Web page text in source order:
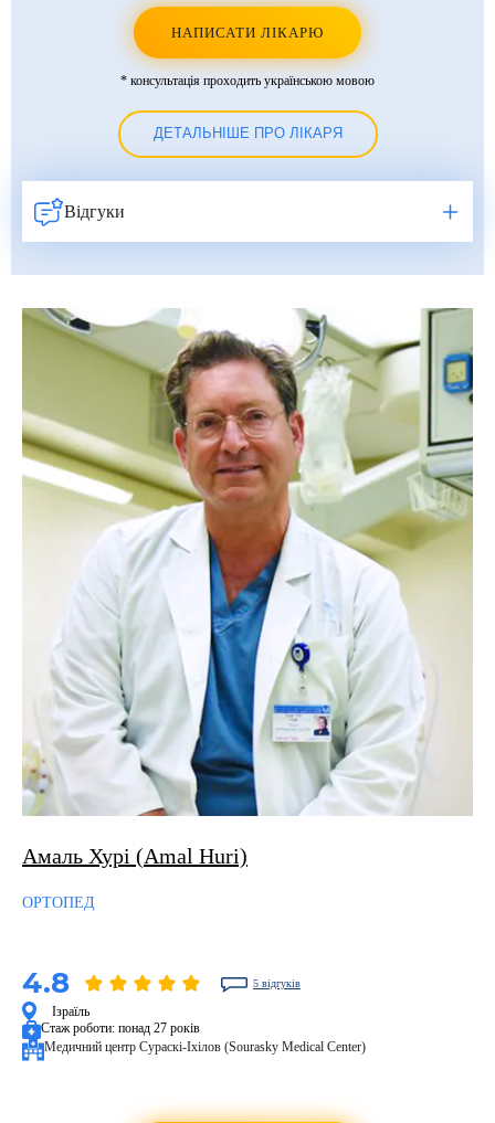
НАПИСАТИ ЛІКАРЮ
* консультація проходить українською мовою
ДЕТАЛЬНІШЕ ПРО ЛІКАРЯ
Відгуки
Амаль Хурі (Amal Huri)
ОРТОПЕД
4.8 5 відгуків
Ізраїль
Стаж роботи: понад 27 років
Медичний центр Сураскі-Іхілов (Sourasky Medical Center)